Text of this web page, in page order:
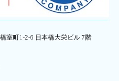
室町1-2-6 日本橋大栄ビル 7階